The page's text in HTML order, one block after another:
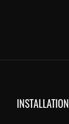
INSTALLATION